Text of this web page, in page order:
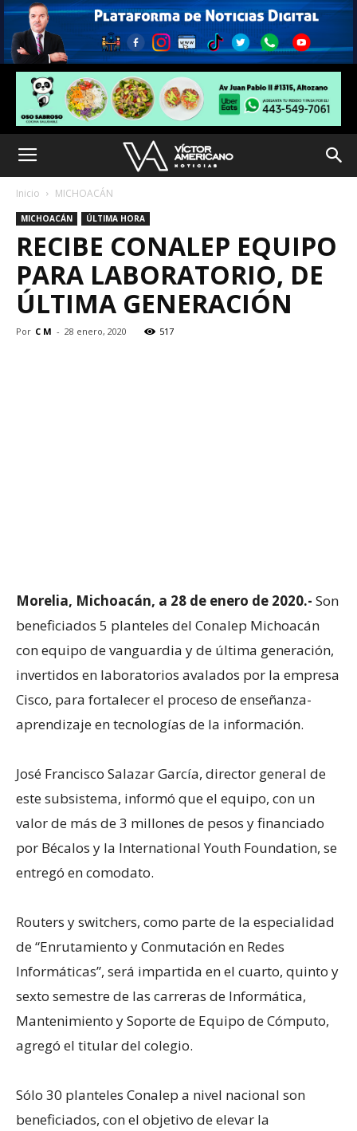
Inicio MICHOACÁN
MICHOACÁN ÚLTIMA HORA
RECIBE CONALEP EQUIPO
PARA LABORATORIO, DE
ÚLTIMA GENERACIÓN
Por C M - 28 enero, 2020 517
Morelia, Michoacán, a 28 de enero de 2020.- Son
beneficiados 5 planteles del Conalep Michoacán
con equipo de vanguardia y de última generación,
invertidos en laboratorios avalados por la empresa
Cisco, para fortalecer el proceso de enseñanza-
aprendizaje en tecnologías de la información.
José Francisco Salazar García, director general de
este subsistema, informó que el equipo, con un
valor de más de 3 millones de pesos y financiado
por Bécalos y la International Youth Foundation, se
entregó en comodato.
Routers y switchers, como parte de la especialidad
de “Enrutamiento y Conmutación en Redes
Informáticas”, será impartida en el cuarto, quinto y
sexto semestre de las carreras de Informática,
Mantenimiento y Soporte de Equipo de Cómputo,
agregó el titular del colegio.
Sólo 30 planteles Conalep a nivel nacional son
beneficiados, con el objetivo de elevar la